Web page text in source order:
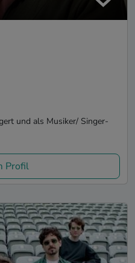
und als Musiker/ Singer-
Profil